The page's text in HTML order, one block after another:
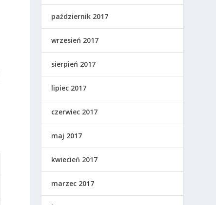
październik 2017
wrzesień 2017
sierpień 2017
lipiec 2017
czerwiec 2017
maj 2017
kwiecień 2017
marzec 2017